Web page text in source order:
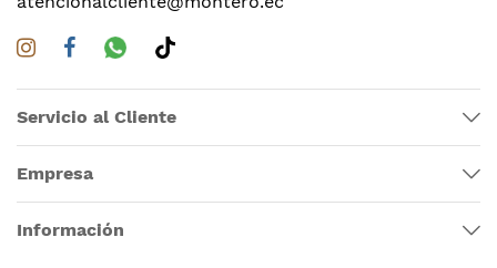
Servicio al Cliente
Empresa
Información